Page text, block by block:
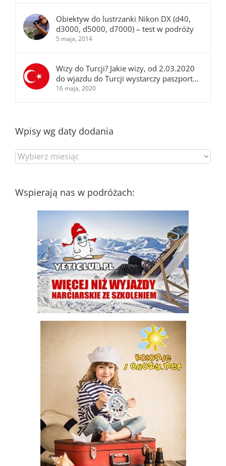
Obiektyw do lustrzanki Nikon DX (d40,
d3000, d5000, d7000) – test w podróży
5 maja, 2014
Wizy do Turcji? Jakie wizy, od 2.03.2020
do wjazdu do Turcji wystarczy paszport…
16 maja, 2020
Wpisy wg daty dodania
Wpisy
wg
Wspierają nas w podróżach: